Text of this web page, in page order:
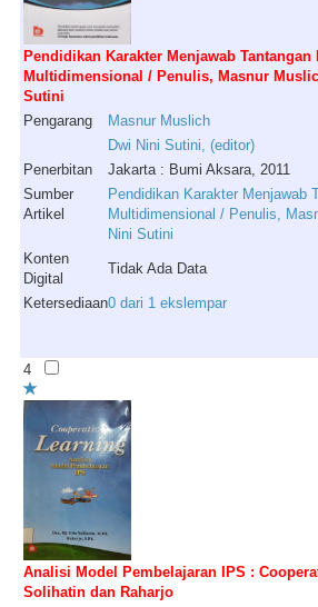
Pendidikan Karakter Menjawab Tantangan
Multidimensional / Penulis, Masnur
Sutini
Pengarang
Masnur Muslich
Dwi Nini Sutini, (editor)
Penerbitan
Jakarta : Bumi Aksara, 2011
Sumber
Artikel
Pendidikan Karakter Menjawab
Multidimensional / Penulis,
Nini Sutini
Konten
Digital
Tidak Ada Data
Ketersediaan0 dari 1 ekslempar
4
Analisi Model Pembelajaran IPS :
Solihatin dan Raharjo